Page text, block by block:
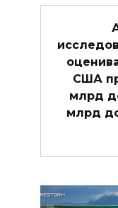
США
млрд
млрд